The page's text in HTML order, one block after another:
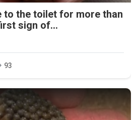
to the toilet for more than
sign of...
93